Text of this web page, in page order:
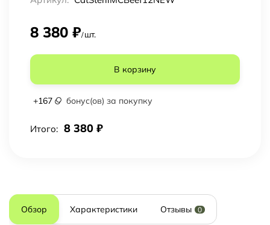
8 380 ₽/ шт.
В корзину
+167 бонус(ов) за покупку
Итого: 8 380 ₽
Обзор Характеристики Отзывы 0